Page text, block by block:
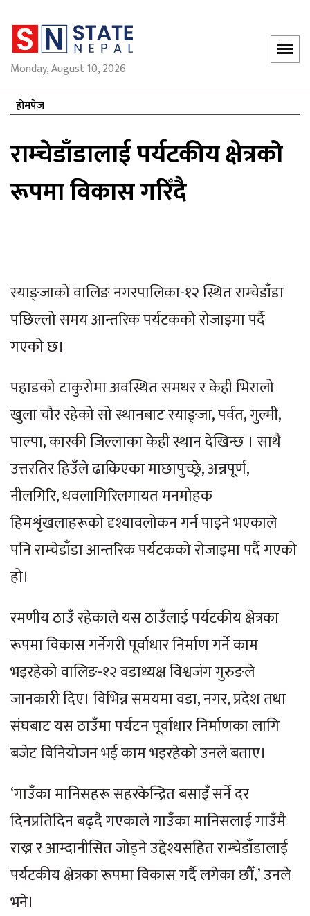
Monday, August 10, 2026
होमपेज
राम्चेडाँडालाई पर्यटकीय क्षेत्रको
रूपमा विकास गरिँदै
स्याङ्जाको वालिङ नगरपालिका-१२ स्थित राम्चेडाँडा
पछिल्लो समय आन्तरिक पर्यटकको रोजाइमा पर्दै
गएको छ।
पहाडको टाकुरोमा अवस्थित समथर र केही भिरालो
खुला चौर रहेको सो स्थानबाट स्याङ्जा, पर्वत, गुल्मी,
पाल्पा, कास्की जिल्लाका केही स्थान देखिन्छ । साथै
उत्तरतिर हिउँले ढाकिएका माछापुच्छ्रे, अन्नपूर्ण,
नीलगिरि, धवलागिरिलगायत मनमोहक
हिमशृंखलाहरूको दृश्यावलोकन गर्न पाइने भएकाले
पनि राम्चेडाँडा आन्तरिक पर्यटकको रोजाइमा पर्दै गएको
हो।
रमणीय ठाउँ रहेकाले यस ठाउँलाई पर्यटकीय क्षेत्रका
रूपमा विकास गर्नेगरी पूर्वाधार निर्माण गर्ने काम
भइरहेको वालिङ-१२ वडाध्यक्ष विश्वजंग गुरुङले
जानकारी दिए। विभिन्न समयमा वडा, नगर, प्रदेश तथा
संघबाट यस ठाउँमा पर्यटन पूर्वाधार निर्माणका लागि
बजेट विनियोजन भई काम भइरहेको उनले बताए।
‘गाउँका मानिसहरू सहरकेन्द्रित बसाइँ सर्ने दर
दिनप्रतिदिन बढ्दै गएकाले गाउँका मानिसलाई गाउँमै
राख्न र आम्दानीसित जोड्ने उद्देश्यसहित राम्चेडाँडालाई
पर्यटकीय क्षेत्रका रूपमा विकास गर्दै लगेका छौँ,’ उनले
भने।